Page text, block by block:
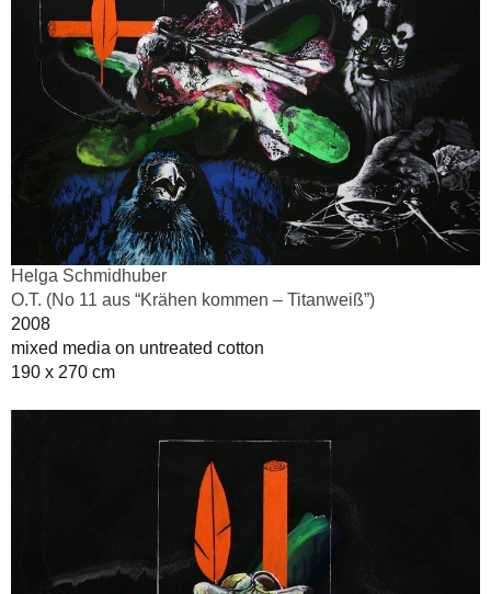
Helga Schmidhuber
O.T. (No 11 aus “Krähen kommen – Titanweiß”)
2008
mixed media on untreated cotton
190 x 270 cm